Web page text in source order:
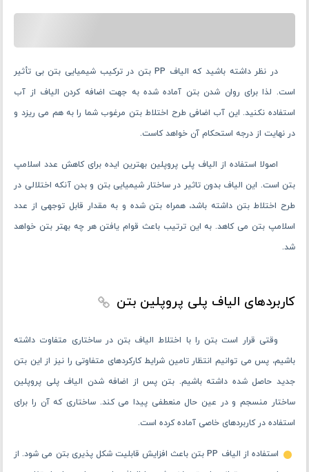
نظر داشته باشید که لازم است از مدت زمان کافی در گردش میکسر بتن برای هر
اگر بتن را از قبل ساخته اید و حالا به هر دلیلی می خواهید از الیاف بتن در
آن بریزید، باز هم مشکل و یا مانع خاصی در پرهیز از این کار وجود ندارد. لکن
باید در هنگام گردش بتن در دیگ بتونیر، الیاف را اضافه کنید. در این
شده، مخلوط کنید. این کار را تا زمانی ادامه دهید که از پخش شدن
یکنواخت الیاف بتن در حجم بتن اطمینان پیدا کنید.
است. لذا برای روان شدن بتن آماده شده به جهت اضافه کردن الیاف از آب
در نهایت از درجه استحکام آن خواهد کاست.
اصولا استفاده از الیاف پلی پروپلین بهترین ایده برای کاهش عدد اسلامپ
بتن است. این الیاف بدون تاثیر در ساختار شیمیایی بتن و بدن آنکه اختلالی در
طرح اختلاط بتن داشته باشد، همراه بتن شده و به مقدار قابل توجهی از عدد
شد.